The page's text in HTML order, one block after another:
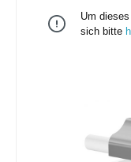
Um
sich bitte